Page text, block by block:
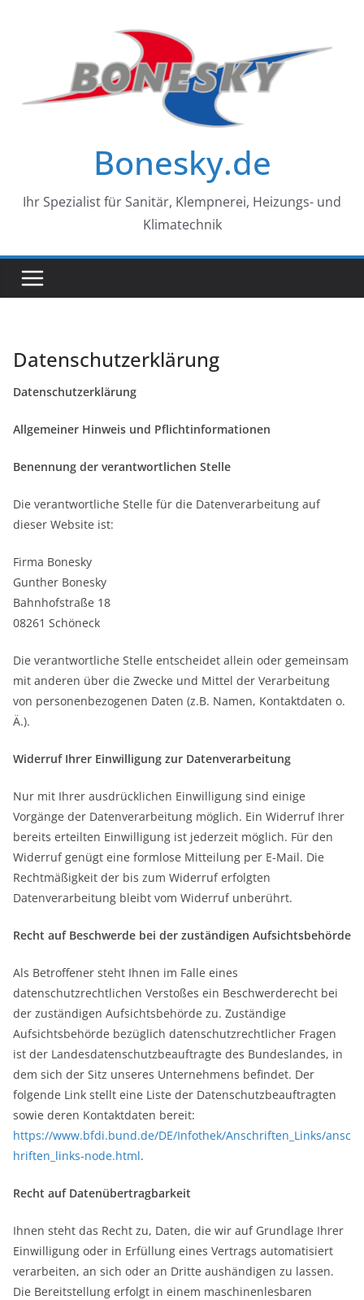
Bonesky.de
Ihr Spezialist für Sanitär, Klempnerei, Heizungs- und
Klimatechnik
Datenschutzerklärung
Datenschutzerklärung
Allgemeiner Hinweis und Pflichtinformationen
Benennung der verantwortlichen Stelle
Die verantwortliche Stelle für die Datenverarbeitung auf
dieser Website ist:
Firma Bonesky
Gunther Bonesky
Bahnhofstraße 18
08261 Schöneck
Die verantwortliche Stelle entscheidet allein oder gemeinsam
mit anderen über die Zwecke und Mittel der Verarbeitung
von personenbezogenen Daten (z.B. Namen, Kontaktdaten o.
Ä.).
Widerruf Ihrer Einwilligung zur Datenverarbeitung
Nur mit Ihrer ausdrücklichen Einwilligung sind einige
Vorgänge der Datenverarbeitung möglich. Ein Widerruf Ihrer
bereits erteilten Einwilligung ist jederzeit möglich. Für den
Widerruf genügt eine formlose Mitteilung per E-Mail. Die
Rechtmäßigkeit der bis zum Widerruf erfolgten
Datenverarbeitung bleibt vom Widerruf unberührt.
Recht auf Beschwerde bei der zuständigen Aufsichtsbehörde
Als Betroffener steht Ihnen im Falle eines
datenschutzrechtlichen Verstoßes ein Beschwerderecht bei
der zuständigen Aufsichtsbehörde zu. Zuständige
Aufsichtsbehörde bezüglich datenschutzrechtlicher Fragen
ist der Landesdatenschutzbeauftragte des Bundeslandes, in
dem sich der Sitz unseres Unternehmens befindet. Der
folgende Link stellt eine Liste der Datenschutzbeauftragten
sowie deren Kontaktdaten bereit:
https://www.bfdi.bund.de/DE/Infothek/Anschriften_Links/ansc
hriften_links-node.html.
Recht auf Datenübertragbarkeit
Ihnen steht das Recht zu, Daten, die wir auf Grundlage Ihrer
Einwilligung oder in Erfüllung eines Vertrags automatisiert
verarbeiten, an sich oder an Dritte aushändigen zu lassen.
Die Bereitstellung erfolgt in einem maschinenlesbaren